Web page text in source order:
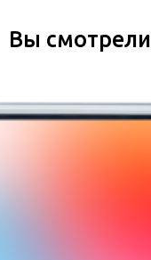
Вы смотрели